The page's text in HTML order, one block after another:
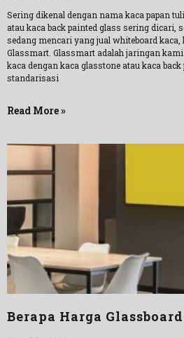
Sering dikenal dengan nama kaca papan
atau kaca back painted glass sering dicari,
sedang mencari yang jual whiteboard
Glassmart. Glassmart adalah jaringan
kaca dengan kaca glasstone atau kaca
standarisasi
Read More »
Berapa Harga